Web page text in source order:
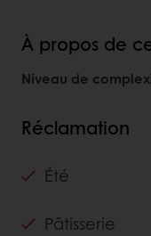
À propos de
Niveau de
Réclamation
Été
Pâtisserie